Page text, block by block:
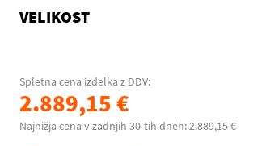
VELIKOST
Spletna cena izdelka z DDV:
2.889,15 €
Najnižja cena v zadnjih 30-tih dneh: 2.889,15 €